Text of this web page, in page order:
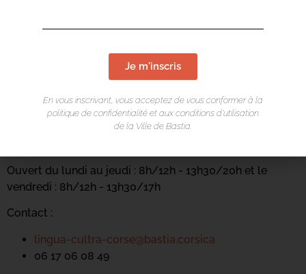
Casa di e Lingue
Ouvert du lundi au jeudi : 8h/12h - 13h30/20h et le
vendredi : 8h/12h - 13h30/17h
Contact :
lingua-cultra-corse@bastia.corsica
06 17 06 08 49
Je m'inscris
En vous inscrivant, vous acceptez de vous conformer à la
politique de confidentialité et aux conditions d’utilisation
de la Ville de Bastia.